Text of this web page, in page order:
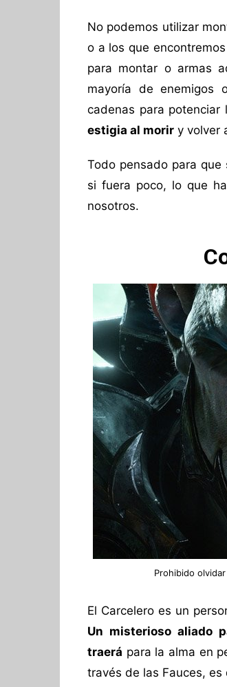
No podemos utilizar
o a los que
para montar o armas
mayoría de enemigos
cadenas para potenciar
estigia al morir y volver
Todo pensado para
si fuera poco, lo que
nosotros.
Prohibido
El Carcelero es un
Un misterioso aliado
traerá para la alma en
través de las Fauces, es